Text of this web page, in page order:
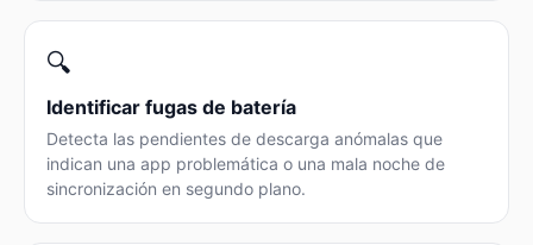
🔍
Identificar fugas de batería
Detecta las pendientes de descarga anómalas que
indican una app problemática o una mala noche de
sincronización en segundo plano.